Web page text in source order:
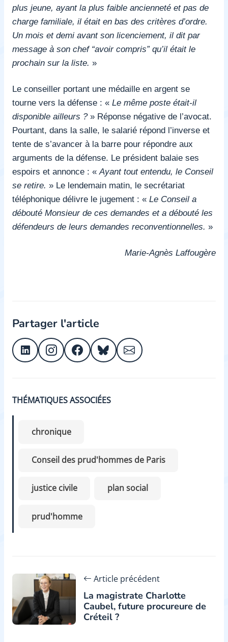
plus jeune, ayant la plus faible ancienneté et pas de
charge familiale, il était en bas des critères d’ordre.
Un mois et demi avant son licenciement, il dit par
message à son chef “avoir compris” qu’il était le
prochain sur la liste. »
Le conseiller portant une médaille en argent se
tourne vers la défense : « Le même poste était-il
disponible ailleurs ? » Réponse négative de l’avocat.
Pourtant, dans la salle, le salarié répond l’inverse et
tente de s’avancer à la barre pour répondre aux
arguments de la défense. Le président balaie ses
espoirs et annonce : «Ayant tout entendu, le Conseil
se retire. » Le lendemain matin, le secrétariat
téléphonique délivre le jugement : « Le Conseil a
débouté Monsieur de ces demandes et a débouté les
défendeurs de leurs demandes reconventionnelles. »
Marie-Agnès Laffougère
Partager l'article
THÉMATIQUES ASSOCIÉES
chronique
Conseil des prud'hommes de Paris
justice civile plan social
prud'homme
Article précédent
La magistrate Charlotte
Caubel, future procureure de
Créteil ?